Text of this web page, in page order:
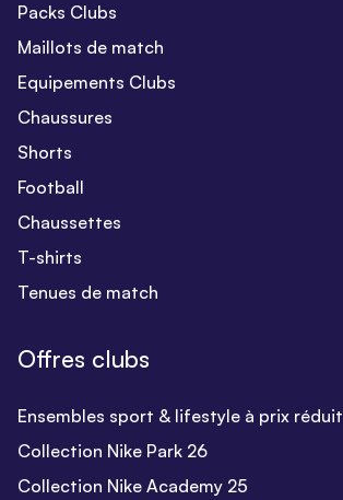
Packs Clubs
Maillots de match
Equipements Clubs
Chaussures
Shorts
Football
Chaussettes
T-shirts
Tenues de match
Offres clubs
Ensembles sport & lifestyle à prix réduit
Collection Nike Park 26
Collection Nike Academy 25